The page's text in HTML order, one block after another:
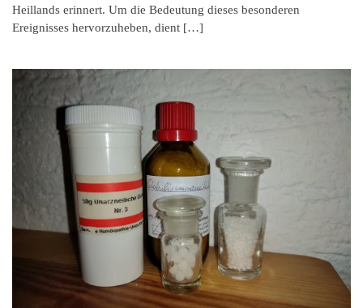
Heillands erinnert. Um die Bedeutung dieses besonderen
Ereignisses hervorzuheben, dient […]